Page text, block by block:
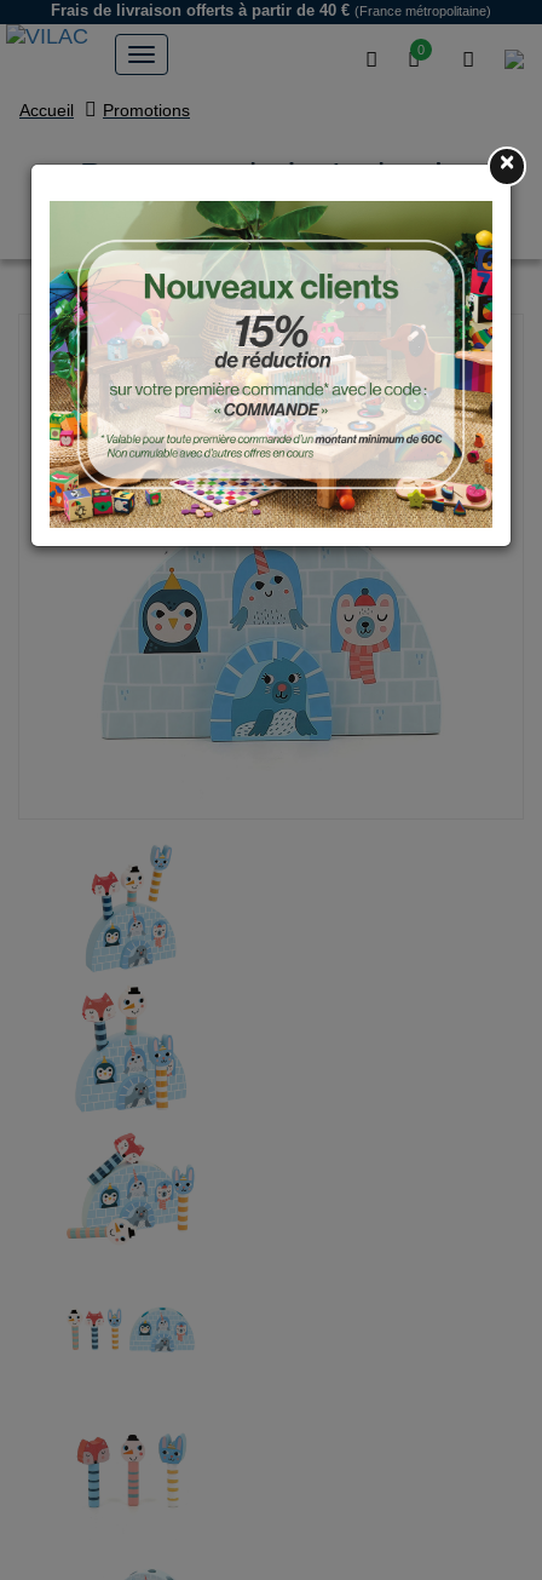
0
Frais de livraison offerts à partir de 40 € (France métropolitaine)
Accueil Promotions
Pop-up en bois, Iceland -
Michelle Carlslund
×